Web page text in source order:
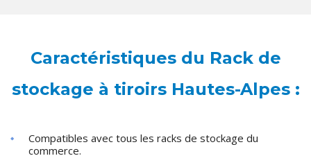
Caractéristiques du Rack de
stockage à tiroirs Hautes-Alpes :
Compatibles avec tous les racks de stockage du
commerce.